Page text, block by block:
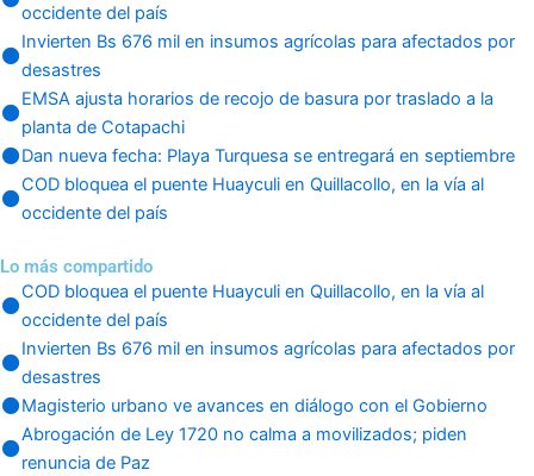
occidente del país
Invierten Bs 676 mil en insumos agrícolas para afectados por
desastres
EMSA ajusta horarios de recojo de basura por traslado a la
planta de Cotapachi
Dan nueva fecha: Playa Turquesa se entregará en septiembre
COD bloquea el puente Huayculi en Quillacollo, en la vía al
occidente del país
Lo más compartido
COD bloquea el puente Huayculi en Quillacollo, en la vía al
occidente del país
Invierten Bs 676 mil en insumos agrícolas para afectados por
desastres
Magisterio urbano ve avances en diálogo con el Gobierno
Abrogación de Ley 1720 no calma a movilizados; piden
renuncia de Paz